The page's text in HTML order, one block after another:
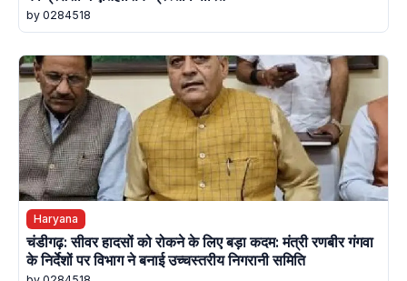
by 0284518
Haryana
चंडीगढ़: सीवर हादसों को रोकने के लिए बड़ा कदम: मंत्री रणबीर गंगवा
के निर्देशों पर विभाग ने बनाई उच्चस्तरीय निगरानी समिति